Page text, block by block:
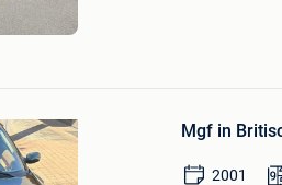
Mijn
Favorieten
Mgf in
2001